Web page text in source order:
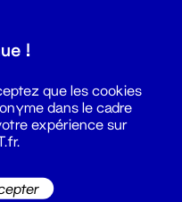
!
que les cookies
dans le cadre
expérience sur